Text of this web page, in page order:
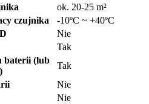
ok. 20-25 m²
czujnika
-10ºC ~ +40ºC
Nie
Tak
baterii (lub
Tak
Nie
Nie